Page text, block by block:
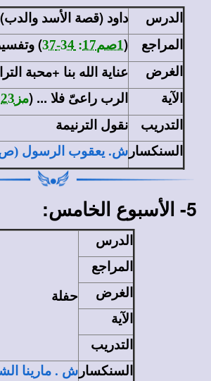
الدرس
داود (قصة الأسد والدب)
المراجع
(1صم17: 34-37 )
الغرض
عناية الله بنا +محبة
الآية
الرب راعىّ فلا ... (مز23: 1
التدريب
نقول الترنيمة
السنكسار ش. يعقوب الرسول
5- الأسبوع الخامس:
الدرس
حفلة
المراجع
الغرض
الآية
التدريب
السنكسار ش . مارينا